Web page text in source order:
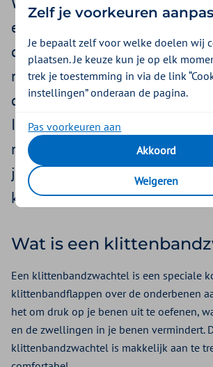
en voeten, kan de huisarts of
compressietherapie
manier om het vocht uit de
door middel van drukverband
In dit geval is een
misschien wel iets voor jou.
je meer over de voordelen
klittenbandzwachtel.
Wat is een
Een klittenbandzwachtel is een speciale
klittenbandflappen over de onderbenen
het om druk op je benen uit te oefenen,
en de zwellingen in je benen vermindert.
klittenbandzwachtel is makkelijk aan te
Zelf je voorkeuren
Je bepaalt zelf voor welke doelen wij
plaatsen. Je keuze kun je op elk
trek je toestemming in via de link
instellingen” onderaan de pagina.
Pas voorkeuren aan
Akkoord
Weigeren